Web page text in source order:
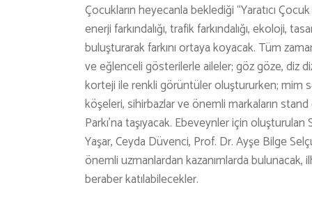
Çocukların heyecanla beklediği “Yaratıcı
enerji farkındalığı, trafik farkındalığı, ekoloji,
buluşturarak farkını ortaya koyacak. Tüm
ve eğlenceli gösterilerle aileler; göz göze, diz
korteji ile renkli görüntüler oluştururken; mim
köşeleri, sihirbazlar ve önemli markaların
Parkı’na taşıyacak. Ebeveynler için
Yaşar, Ceyda Düvenci, Prof. Dr. Ayşe Bilge
önemli uzmanlardan kazanımlarda
beraber katılabilecekler.